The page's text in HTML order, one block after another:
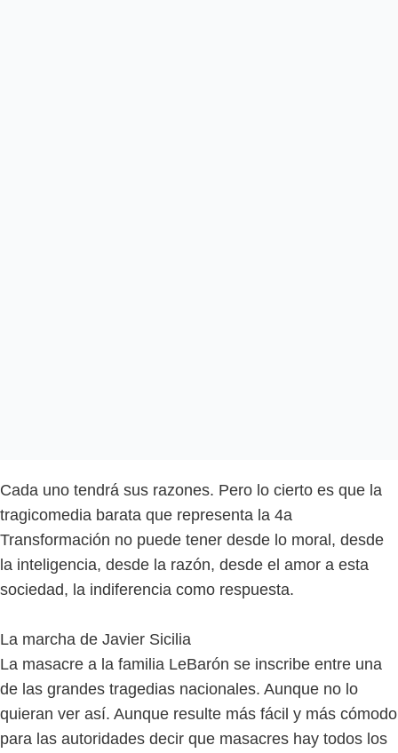
Cada uno tendrá sus razones. Pero lo cierto es que la
tragicomedia barata que representa la 4a
Transformación no puede tener desde lo moral, desde
la inteligencia, desde la razón, desde el amor a esta
sociedad, la indiferencia como respuesta.
La marcha de Javier Sicilia
La masacre a la familia LeBarón se inscribe entre una
de las grandes tragedias nacionales. Aunque no lo
quieran ver así. Aunque resulte más fácil y más cómodo
para las autoridades decir que masacres hay todos los